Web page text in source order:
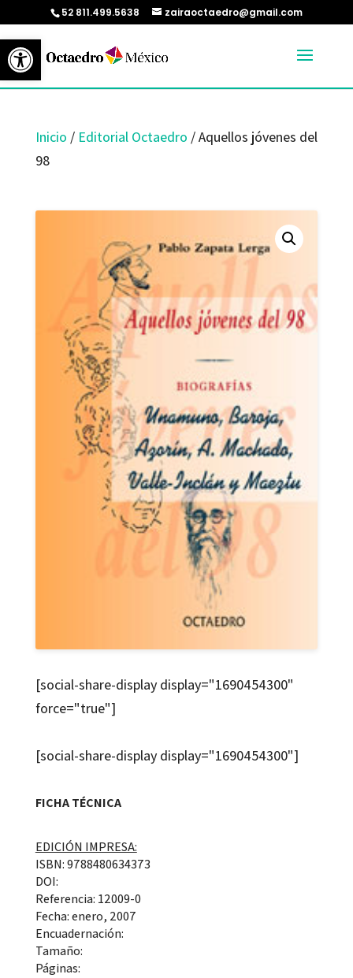
Abrir barra de herramientas
52 811.499.5638 zairaoctaedro@gmail.com
Inicio / Editorial Octaedro / Aquellos jóvenes del
98
[social-share-display display="1690454300"
force="true"]
[social-share-display display="1690454300"]
FICHA TÉCNICA
EDICIÓN IMPRESA:
ISBN: 9788480634373
DOI:
Referencia: 12009-0
Fecha: enero, 2007
Encuadernación:
Tamaño:
Páginas: